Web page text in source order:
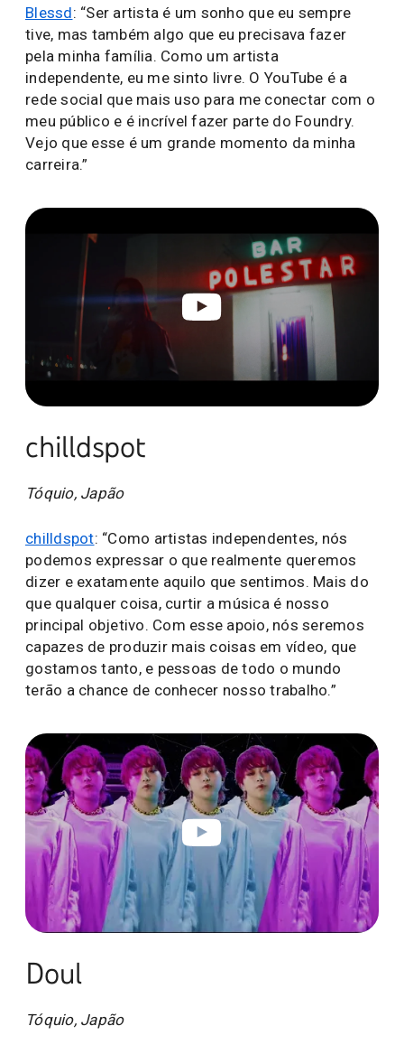
Blessd: “Ser artista é um sonho que eu sempre
tive, mas também algo que eu precisava fazer
pela minha família. Como um artista
independente, eu me sinto livre. O YouTube é a
rede social que mais uso para me conectar com o
meu público e é incrível fazer parte do Foundry.
Vejo que esse é um grande momento da minha
carreira.”
chilldspot
Tóquio, Japão
chilldspot: “Como artistas independentes, nós
podemos expressar o que realmente queremos
dizer e exatamente aquilo que sentimos. Mais do
que qualquer coisa, curtir a música é nosso
principal objetivo. Com esse apoio, nós seremos
capazes de produzir mais coisas em vídeo, que
gostamos tanto, e pessoas de todo o mundo
terão a chance de conhecer nosso trabalho.”
Doul
Tóquio, Japão